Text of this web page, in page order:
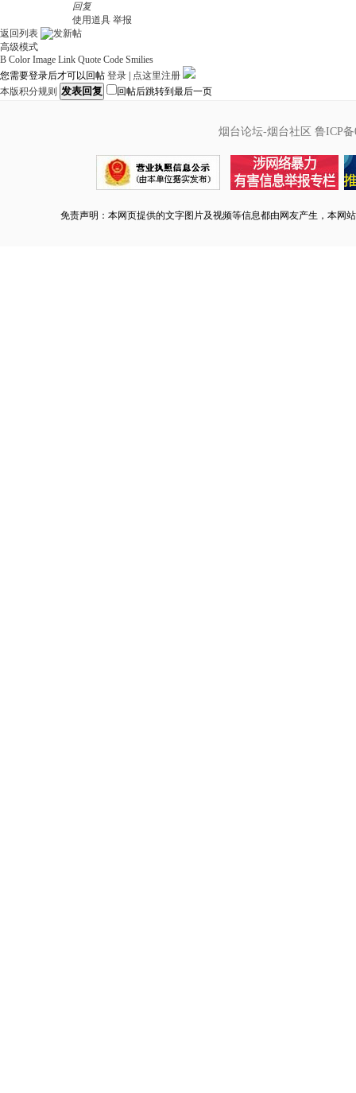
回复
使用道具 举报
返回列表
高级模式
B Color Image Link Quote Code Smilies
您需要登录后才可以回帖 登录
点这里注册
本版积分规则 发表回复 回帖后跳转到最后一页
烟台论坛-烟台社区 鲁ICP备
免责声明：本网页提供的文字图片及视频等信息都由网友产生，本网